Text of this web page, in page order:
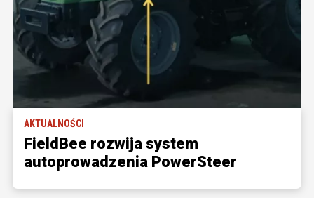
AKTUALNOŚCI
FieldBee rozwija system
autoprowadzenia PowerSteer